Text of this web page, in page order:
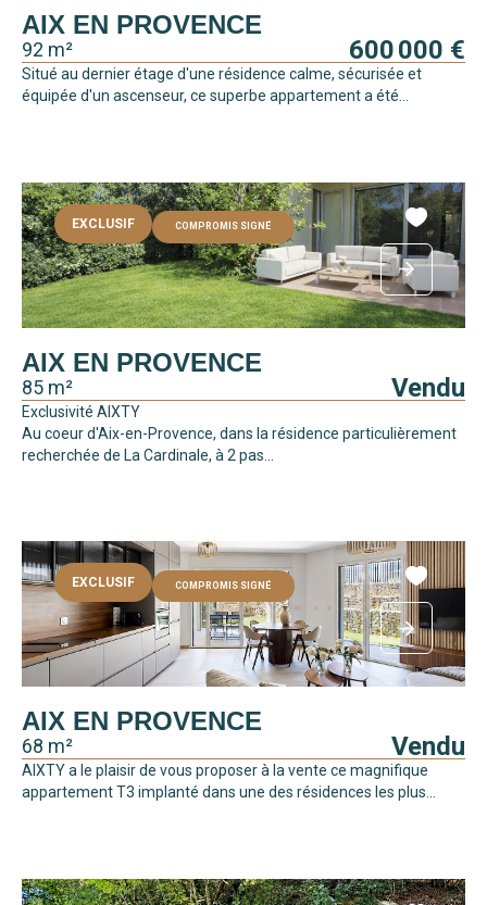
AIX EN PROVENCE
92 m² 600 000 €
Situé au dernier étage d'une résidence calme, sécurisée et
équipée d'un ascenseur, ce superbe appartement a été...
EXCLUSIF COMPROMIS SIGNÉ
AIX EN PROVENCE
85 m² Vendu
Exclusivité AIXTY
Au coeur d'Aix-en-Provence, dans la résidence particulièrement
recherchée de La Cardinale, à 2 pas...
EXCLUSIF COMPROMIS SIGNÉ
AIX EN PROVENCE
68 m² Vendu
AIXTY a le plaisir de vous proposer à la vente ce magnifique
appartement T3 implanté dans une des résidences les plus...